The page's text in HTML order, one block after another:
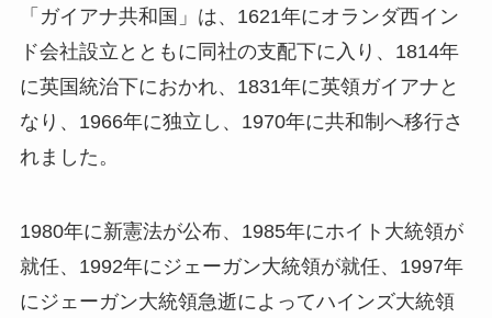
「ガイアナ共和国」は、1621年にオランダ西イン
ド会社設立とともに同社の支配下に入り、1814年
に英国統治下におかれ、1831年に英領ガイアナと
なり、1966年に独立し、1970年に共和制へ移行さ
れました。
1980年に新憲法が公布、1985年にホイト大統領が
就任、1992年にジェーガン大統領が就任、1997年
にジェーガン大統領急逝によってハインズ大統領